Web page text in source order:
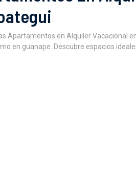
Apartamentos en Alquiler Vacacional
en guanape. Descubre espacios